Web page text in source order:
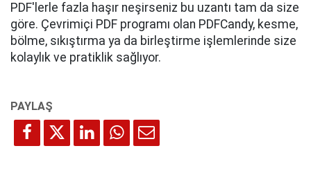
PDF'lerle fazla haşır neşirseniz bu uzantı tam da size
göre. Çevrimiçi PDF programı olan PDFCandy, kesme,
bölme, sıkıştırma ya da birleştirme işlemlerinde size
kolaylık ve pratiklik sağlıyor.